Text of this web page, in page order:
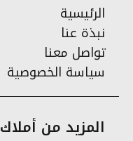
الرئيسية
نبذة عنا
تواصل معنا
سياسة الخصوصية
المزيد من أملاك